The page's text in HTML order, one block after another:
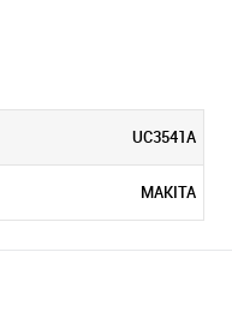
UC3541A
MAKITA